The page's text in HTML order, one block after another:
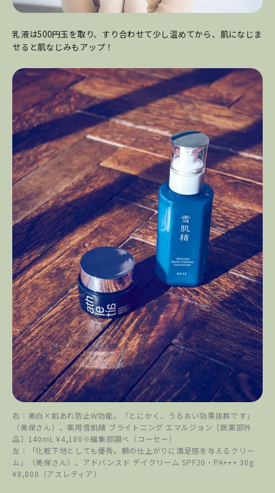
乳液は500円玉を取り、すり合わせて少し温めてから、肌になじま
せると肌なじみもアップ！
右：美白×肌あれ防止W効能。「とにかく、うるおい効果抜群です」
（美保さん）。薬用雪肌精 ブライトニング エマルジョン［医薬部外
品］140mL ¥4,180※編集部調べ（コーセー）
左：「化粧下地としても優秀。朝の仕上がりに満足感を与えるクリー
ム」（美保さん）。アドバンスド デイクリーム SPF20・PA+++ 30g
¥8,800（アスレティア）